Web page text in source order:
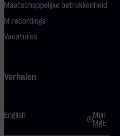
Maatschappelijke betrokkenheid
M recordings
Vacatures
Verhalen
English
Mijn
MgE